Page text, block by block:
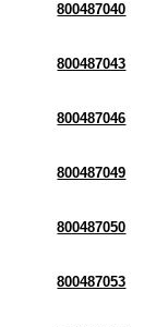
800487040
800487043
800487046
800487049
800487050
800487053